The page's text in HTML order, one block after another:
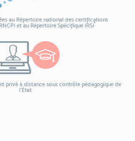
au Répertoire national des certifications
et au Répertoire Spécifique (RS)*
privé à distance sous contrôle pédagogique de
l’État